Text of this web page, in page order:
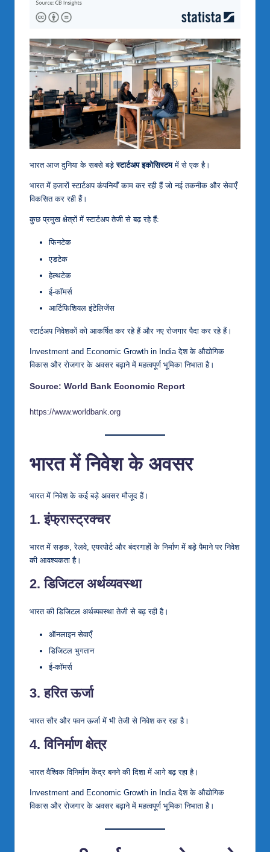
भारत आज दुनिया के सबसे बड़ेस्टार्टअप इकोसिस्टममें से एक है।
भारत में हजारों स्टार्टअप कंपनियाँ काम कर रही हैं जो नई तकनीक और सेवाएँ
विकसित कर रही हैं।
कुछ प्रमुख क्षेत्रों में स्टार्टअप तेजी से बढ़ रहे हैं:
फिनटेक
एडटेक
हेल्थटेक
ई-कॉमर्स
आर्टिफिशियल इंटेलिजेंस
स्टार्टअप निवेशकों को आकर्षित कर रहे हैं और नए रोजगार पैदा कर रहे हैं।
Investment and Economic Growth in India देश के औद्योगिक
विकास और रोजगार के अवसर बढ़ाने में महत्वपूर्ण भूमिका निभाता है।
Source: World Bank Economic Report
https://www.worldbank.org
भारत में निवेश के अवसर
भारत में निवेश के कई बड़े अवसर मौजूद हैं।
1. इंफ्रास्ट्रक्चर
भारत में सड़क, रेलवे, एयरपोर्ट और बंदरगाहों के निर्माण में बड़े पैमाने पर निवेश
की आवश्यकता है।
2. डिजिटल अर्थव्यवस्था
भारत की डिजिटल अर्थव्यवस्था तेजी से बढ़ रही है।
ऑनलाइन सेवाएँ
डिजिटल भुगतान
ई-कॉमर्स
3. हरित ऊर्जा
भारत सौर और पवन ऊर्जा में भी तेजी से निवेश कर रहा है।
4. विनिर्माण क्षेत्र
भारत वैश्विक विनिर्माण केंद्र बनने की दिशा में आगे बढ़ रहा है।
Investment and Economic Growth in India देश के औद्योगिक
विकास और रोजगार के अवसर बढ़ाने में महत्वपूर्ण भूमिका निभाता है।